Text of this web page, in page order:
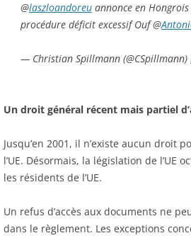
@laszloandoreu annonce en Hongrois
procédure déficit excessif Ouf @
— Christian Spillmann (@CSpillmann)
Un droit général récent mais partiel
Jusqu’en 2001, il n’existe aucun droit
l’UE. Désormais, la législation de l’UE
les résidents de l’UE.
Un refus d’accès aux documents ne
dans le règlement. Les exceptions